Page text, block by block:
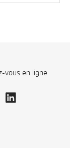
vous en ligne